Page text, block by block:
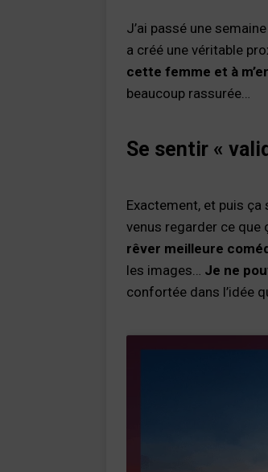
J’ai passé une
a créé une véritable
cette femme et à
beaucoup rassurée…
Se sentir «
Exactement, et puis
venus regarder ce que
rêver meilleure
les images… Je ne
confortée dans l’idée